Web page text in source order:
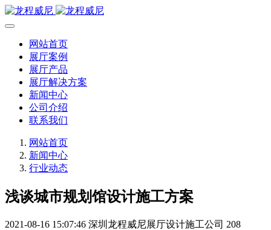
网站首页
展厅案例
展厅产品
展厅解决方案
新闻中心
公司介绍
联系我们
网站首页
新闻中心
行业动态
浅谈城市规划馆设计施工方案
2021-08-16 15:07:46 深圳龙程威尼展厅设计施工公司 208